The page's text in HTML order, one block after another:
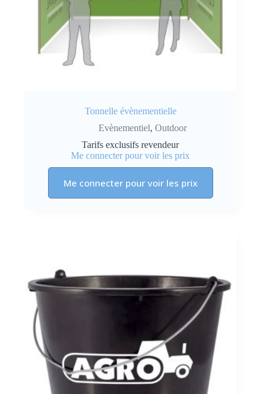
Tonnelle évènementielle
Evènementiel, Outdoor
Tarifs exclusifs revendeur
Me connecter pour voir les prix
Me connecter pour voir les prix